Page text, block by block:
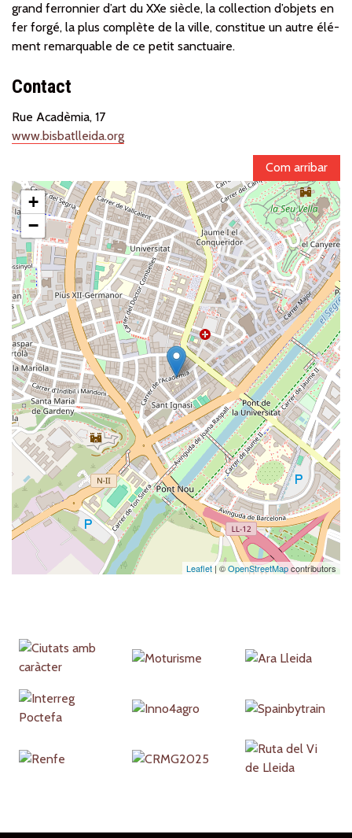
grand ferronnier d’art du XXe siècle, la collection d’objets en
fer for­gé, la plus complète de la ville, constitue un autre élé­
ment re­mar­quable de ce petit sanc­tuai­re.
Contact
Rue Acadèmia, 17
www.bisbatlleida.org
Com arribar
+
−
Leaflet| ©OpenStreetMapcontributors
Partners